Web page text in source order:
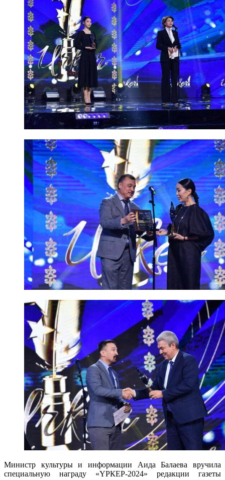
Министр культуры и информации Аида Балаева вручила
специальную награду «ҮРКЕР-2024» редакции газеты